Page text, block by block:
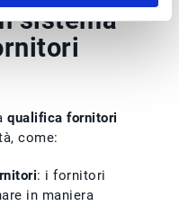
sistema
qualifica fornitori
come:
: i fornitori
in maniera